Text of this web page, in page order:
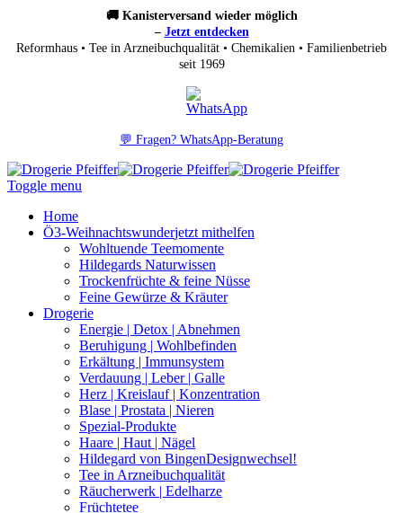
🚚 Kanisterversand wieder möglich
– Jetzt entdecken
Reformhaus • Tee in Arzneibuchqualität • Chemikalien • Familienbetrieb
seit 1969
💬 Fragen? WhatsApp-Beratung
Toggle menu
Home
Ö3-Weihnachtswunderjetzt mithelfen
Wohltuende Teemomente
Hildegards Naturwissen
Trockenfrüchte & feine Nüsse
Feine Gewürze & Kräuter
Drogerie
Energie | Detox | Abnehmen
Beruhigung | Wohlbefinden
Erkältung | Immunsystem
Verdauung | Leber | Galle
Herz | Kreislauf | Konzentration
Blase | Prostata | Nieren
Spezial-Produkte
Haare | Haut | Nägel
Hildegard von BingenDesignwechsel!
Tee in Arzneibuchqualität
Räucherwerk | Edelharze
Früchtetee